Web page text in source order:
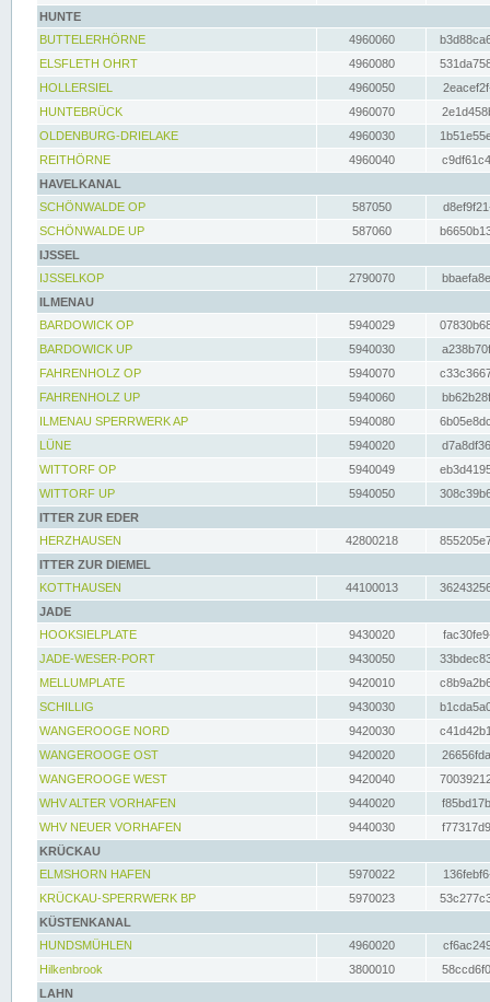
HUNTE
BUTTELERHÖRNE
4960060
ELSFLETH OHRT
4960080
HOLLERSIEL
4960050
HUNTEBRÜCK
4960070
OLDENBURG-DRIELAKE
4960030
REITHÖRNE
4960040
HAVELKANAL
SCHÖNWALDE OP
587050
SCHÖNWALDE UP
587060
IJSSEL
IJSSELKOP
2790070
ILMENAU
BARDOWICK OP
5940029
BARDOWICK UP
5940030
FAHRENHOLZ OP
5940070
FAHRENHOLZ UP
5940060
ILMENAU SPERRWERK AP
5940080
LÜNE
5940020
WITTORF OP
5940049
WITTORF UP
5940050
ITTER ZUR EDER
HERZHAUSEN
42800218
ITTER ZUR DIEMEL
KOTTHAUSEN
44100013
JADE
HOOKSIELPLATE
9430020
JADE-WESER-PORT
9430050
MELLUMPLATE
9420010
SCHILLIG
9430030
WANGEROOGE NORD
9420030
WANGEROOGE OST
9420020
WANGEROOGE WEST
9420040
WHV ALTER VORHAFEN
9440020
WHV NEUER VORHAFEN
9440030
KRÜCKAU
ELMSHORN HAFEN
5970022
KRÜCKAU-SPERRWERK BP
5970023
KÜSTENKANAL
HUNDSMÜHLEN
4960020
Hilkenbrook
3800010
LAHN